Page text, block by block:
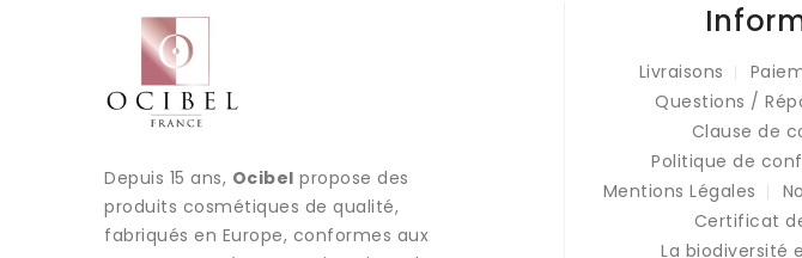
Depuis 15 ans, Ocibel propose des
produits cosmétiques de qualité,
fabriqués en Europe, conformes aux
Livraisons
Questions /
Clause de
Politique de
Mentions Légales
Certificat
La biodiversité